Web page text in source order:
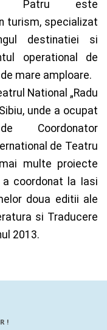
Patru este
turism, specializat
destinatiei si
operational de
mare amploare.
National „Radu
unde a ocupat
Coordonator
de Teatru
multe proiecte
coordonat la Iasi
doua editii ale
si Traducere
2013.